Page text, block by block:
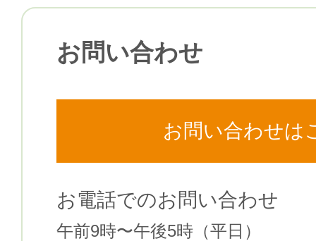
お問い合わせ
お問い合わせは
お電話でのお問い合わせ
午前9時〜午後5時（平⽇）